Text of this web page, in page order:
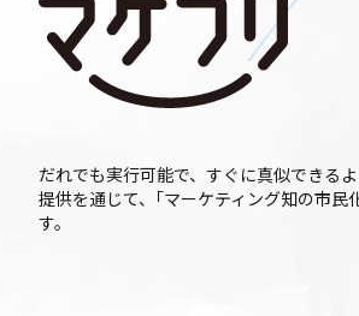
だれでも実⾏可能で、すぐに真似できる
提供を通じて、｢マーケティング知の市⺠
す。